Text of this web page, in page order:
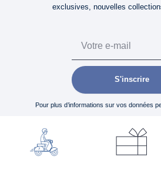
exclusives, nouvelles
S'inscrire
Pour plus d’informations sur vos données